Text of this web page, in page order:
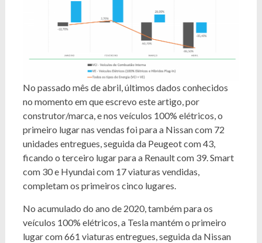
No passado mês de abril, últimos dados conhecidos
no momento em que escrevo este artigo, por
construtor/marca, e nos veículos 100% elétricos, o
primeiro lugar nas vendas foi para a Nissan com 72
unidades entregues, seguida da Peugeot com 43,
ficando o terceiro lugar para a Renault com 39. Smart
com 30 e Hyundai com 17 viaturas vendidas,
completam os primeiros cinco lugares.
No acumulado do ano de 2020, também para os
veículos 100% elétricos, a Tesla mantém o primeiro
lugar com 661 viaturas entregues, seguida da Nissan